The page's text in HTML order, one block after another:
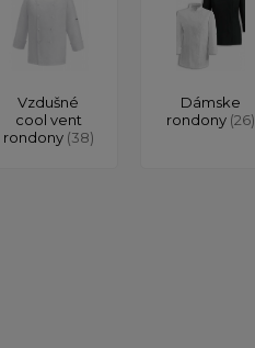
Vzdušné
cool vent
rondony (38)
Dámske
rondony (26)